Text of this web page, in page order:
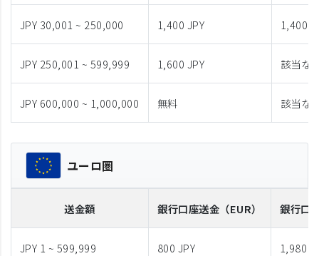
JPY 30,001 ~ 250,000 1,400 JPY 1,400
JPY 250,001 ~ 599,999 1,600 JPY 該当な
JPY 600,000 ~ 1,000,000 無料 該当な
ユーロ圏
送金額 銀行口座送金 （EUR） 銀行口
JPY 1 ~ 599,999 800 JPY 1,980